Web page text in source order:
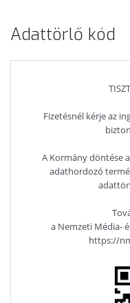
Adattörlő kód
Fizetésnél kérje az
A Kormány döntése
adathordozó
a Nemzeti Média-
https://